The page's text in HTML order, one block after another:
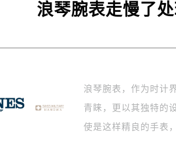
浪琴腕表走慢了
浪琴腕表，作为时计
青睐，更以其独特的
使是这样精良的手表